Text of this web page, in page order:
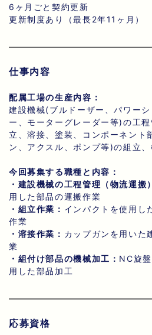
6ヶ月ごと契約更新
更新制度あり（最長2年11ヶ月）
仕事内容
配属工場の生産内容：
建設機械(ブルドーザー、パワー
ー、モーターグレーダー等)の工
立、溶接、塗装、コンポーネント
ン、アクスル、ポンプ等)の組立
今回募集する職種と内容：
・建設機械の工程管理（物流運搬
用した部品の運搬作業
・組立作業： インパクトを使用し
作業
・溶接作業： カップガンを用いた
業
・組付け部品の機械加工： NC旋
用した部品加工
応募資格